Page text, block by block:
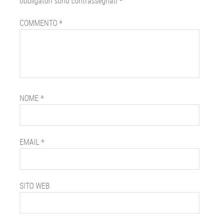
COMMENTO*
NOME*
EMAIL*
SITO WEB